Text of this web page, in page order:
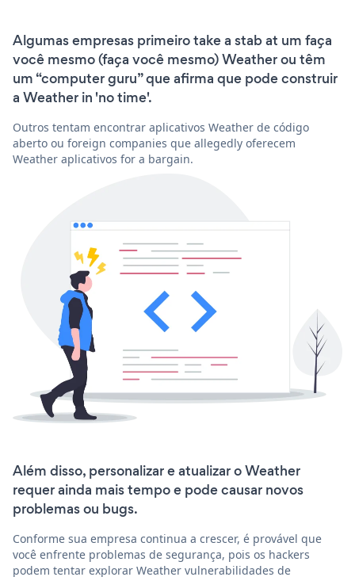
Algumas empresas primeiro take a stab at um faça
você mesmo (faça você mesmo) Weather ou têm
um “computer guru” que afirma que pode construir
a Weather in 'no time'.
Outros tentam encontrar aplicativos Weather de código
aberto ou foreign companies que allegedly oferecem
Weather aplicativos for a bargain.
Além disso, personalizar e atualizar o Weather
requer ainda mais tempo e pode causar novos
problemas ou bugs.
Conforme sua empresa continua a crescer, é provável que
você enfrente problemas de segurança, pois os hackers
podem tentar explorar Weather vulnerabilidades de